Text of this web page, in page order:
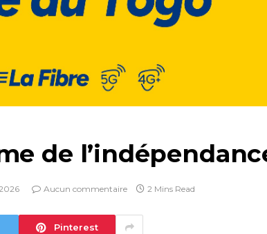
de
Aucun commentaire 2 Mins Read
Pinterest